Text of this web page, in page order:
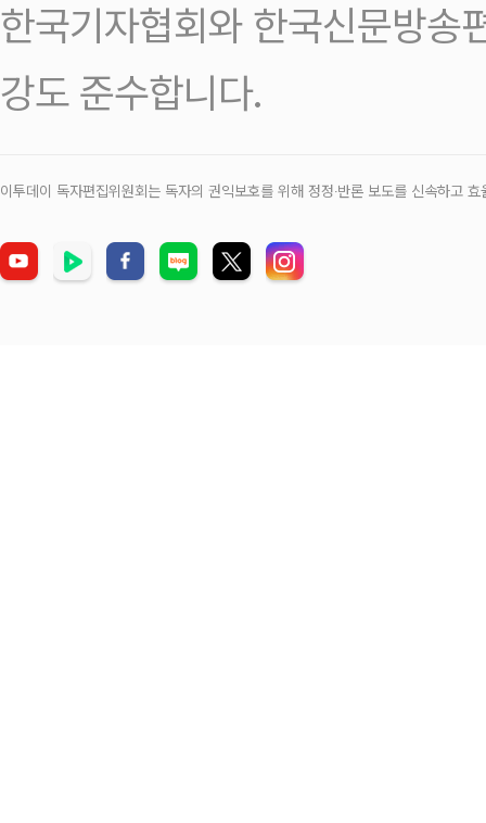
한국기자협회와 한국신문방송
강도 준수합니다.
이투데이 독자편집위원회는 독자의 권익보호를 위해 정정‧반론 보도를 신속하고